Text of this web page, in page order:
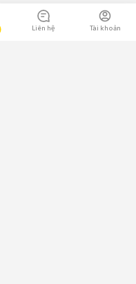
Liên hệ Tài khoản